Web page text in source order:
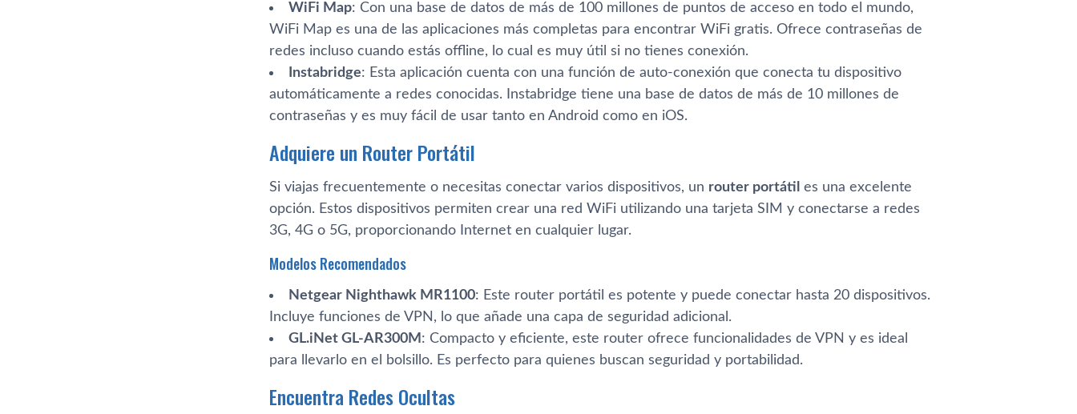
WiFi Map: Con una base de datos de más de 100 millones de puntos de acceso en todo el mundo,
WiFi Map es una de las aplicaciones más completas para encontrar WiFi gratis. Ofrece contraseñas de
redes incluso cuando estás offline, lo cual es muy útil si no tienes conexión.
Instabridge: Esta aplicación cuenta con una función de auto-conexión que conecta tu dispositivo
automáticamente a redes conocidas. Instabridge tiene una base de datos de más de 10 millones de
contraseñas y es muy fácil de usar tanto en Android como en iOS​.
Adquiere un Router Portátil
Si viajas frecuentemente o necesitas conectar varios dispositivos, un router portátil es una excelente
opción. Estos dispositivos permiten crear una red WiFi utilizando una tarjeta SIM y conectarse a redes
3G, 4G o 5G, proporcionando Internet en cualquier lugar.
Modelos Recomendados
Netgear Nighthawk MR1100: Este router portátil es potente y puede conectar hasta 20 dispositivos.
Incluye funciones de VPN, lo que añade una capa de seguridad adicional​.
GL.iNet GL-AR300M : Compacto y eficiente, este router ofrece funcionalidades de VPN y es ideal
para llevarlo en el bolsillo. Es perfecto para quienes buscan seguridad y portabilidad​.
Encuentra Redes Ocultas